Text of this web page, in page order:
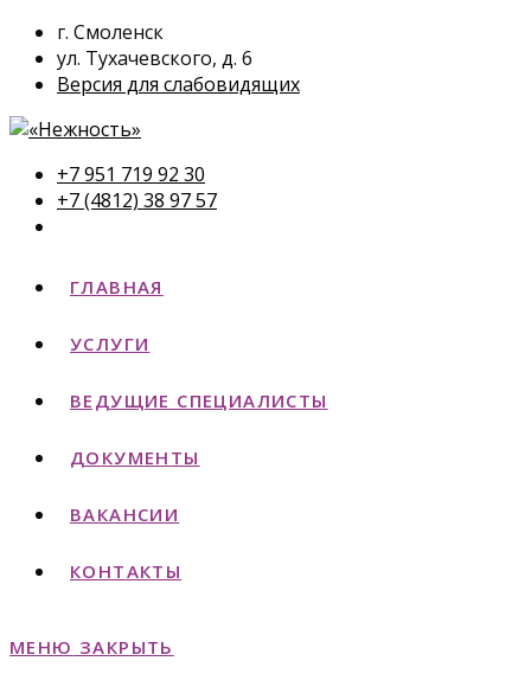
г. Смоленск
ул. Тухачевского, д. 6
Версия для слабовидящих
+7 951 719 92 30
+7 (4812) 38 97 57
ГЛАВНАЯ
УСЛУГИ
ВЕДУЩИЕ СПЕЦИАЛИСТЫ
ДОКУМЕНТЫ
ВАКАНСИИ
КОНТАКТЫ
МЕНЮ ЗАКРЫТЬ